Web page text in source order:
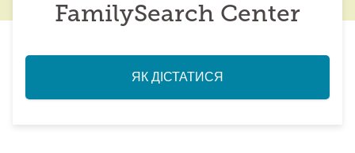
FamilySearch Center
ЯК ДІСТАТИСЯ